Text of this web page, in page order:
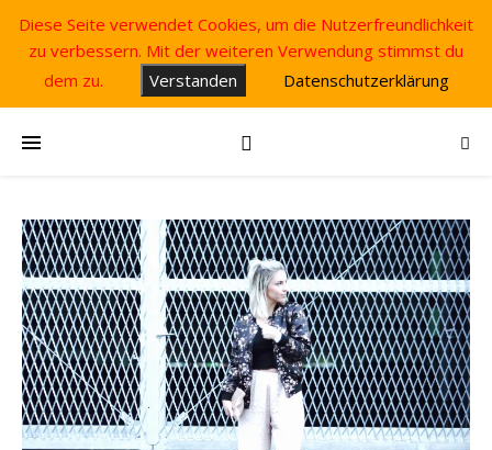
Diese Seite verwendet Cookies, um die Nutzerfreundlichkeit
zu verbessern. Mit der weiteren Verwendung stimmst du
dem zu.
Verstanden Datenschutzerklärung